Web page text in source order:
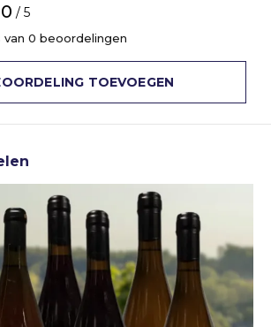
0 / 5
0 beoordelingen
TOEVOEGEN